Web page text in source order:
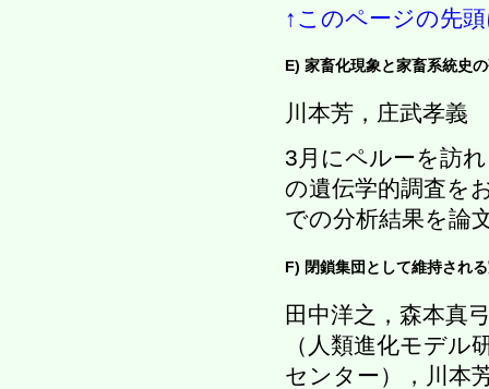
↑このページの先
E) 家畜化現象と家畜系統史
川本芳，庄武孝義
3月にペルーを訪
の遺伝学的調査を
での分析結果を論
F) 閉鎖集団として維持され
田中洋之，森本真
（人類進化モデル
センター），川本